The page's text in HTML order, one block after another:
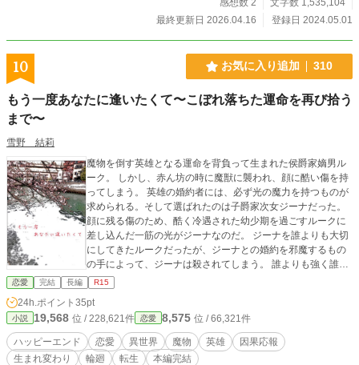
感想数 2
文字数 1,535,104
最終更新日 2026.04.16
登録日 2024.05.01
10 お気に入り追加 310
もう一度あなたに逢いたくて〜こぼれ落ちた運命を再び拾う
まで〜
雪野 結莉
魔物を倒す英雄となる運命を背負って生まれた侯爵家嫡男ル
ーク。 しかし、赤ん坊の時に魔獣に襲われ、顔に酷い傷を持
ってしまう。 英雄の婚約者には、必ず光の魔力を持つものが
求められる。そして選ばれたのは子爵家次女ジーナだった。
顔に残る傷のため、酷く冷遇された幼少期を過ごすルークに
差し込んだ一筋の光がジーナなのだ。 ジーナを誰よりも大切
にしてきたルークだったが、ジーナとの婚約を邪魔するもの
の手によって、ジーナは殺されてしまう。 誰よりも強く誰よ
りも心に傷を持つルークのことが死してなお気になるジー
ナ。 ルークに会いたくて会いたくて。 その願いは。。。。。
とても長いお話ですが、1話1話は1500文字前後で軽く読め
る……はず！です。 他サイト様でも公開中ですが、アルファ
ポリス様が一番早い更新です。 本編完結しました！ 大変お待
たせ致しました。番外編も完結いたしました！
恋愛 完結 長編 R15
24h.ポイント 35pt
小説 19,568 位 / 228,621件 恋愛 8,575 位 / 66,321件
ハッピーエンド 恋愛 異世界 魔物 英雄
因果応報
生まれ変わり
輪廻 転生 本編完結